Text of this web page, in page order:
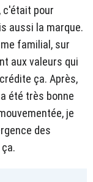
c'était pour
aussi la marque.
familial, sur
aux valeurs qui
ça. Après,
été très bonne
je
des